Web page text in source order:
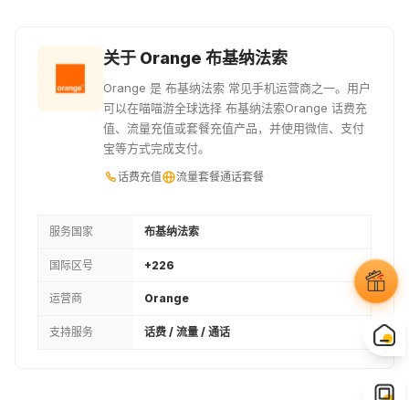
1100XOF
1200XOF
¥17.15
¥18.58
1400XOF
¥20.01
1500XOF
¥21.43
1600XOF
¥25.65
¥27.08
2000XOF
¥27.9
¥27.98
关于 Orange 布基纳法索
Orange 是 布基纳法索 常见手机运营商之一。用户
可以在喵喵游全球选择 布基纳法索Orange 话费充
值、流量充值或套餐充值产品，并使用微信、支付
宝等方式完成支付。
话费充值 流量套餐通话套餐
服务国家 布基纳法索
国际区号 +226
运营商 Orange
支持服务 话费 / 流量 / 通话